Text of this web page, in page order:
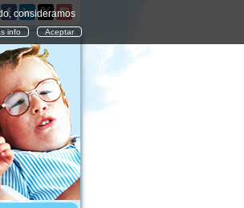
consideramos
Aceptar
info